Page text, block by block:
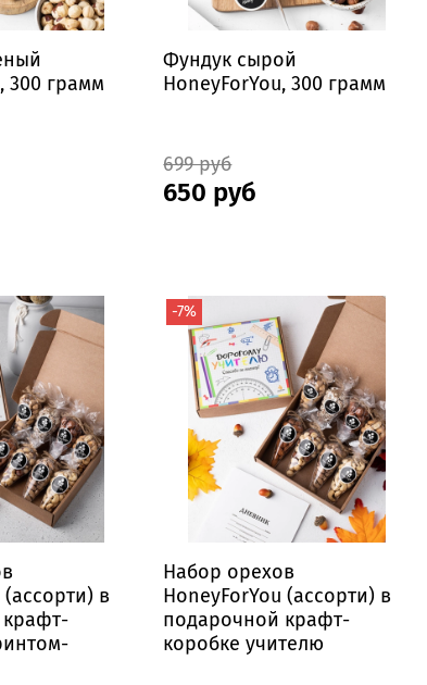
300 грамм
Фундук сырой
HoneyForYou, 300 грамм
699 руб
650 руб
в
-7%
Набор орехов
HoneyForYou (ассорти) в
подарочной крафт-
коробке учителю